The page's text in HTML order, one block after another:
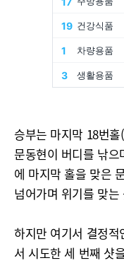
승부는 마지막 18번
문동현이 버디를 낚
에 마지막 홀을 맞은
넘어가며 위기를 맞는
하지만 여기서 결정
서 시도한 세 번째 샷